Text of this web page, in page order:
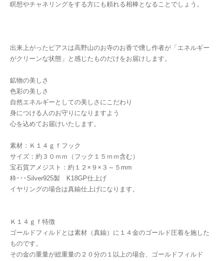
瞑想やチャネリングをする方にも頼れる相棒となることでしょう。
出来上がったピアスは高野山のお寺のお香で燻し作者が「エネルギー
がクリーンな状態」と感じたものだけをお届けします。
鉱物の美しさ
色彩の美しさ
自然エネルギーとしての美しさにこだわり
身につける人のお守りになりますよう
心を込めてお届けいたします。
素材：Ｋ１４ｇｆフック
サイズ：約３０ｍｍ（フック１５ｍｍ含む）
宝石質アメジスト：約１２×９×３～５mm
枠･･･Silver925製 K18GP仕上げ
イヤリングの場合は真鍮仕上げになります。
Ｋ１４ｇｆ特徴
ゴールドフィルドとは素材（真鍮）に１４金のゴールド圧着を施した
ものです。
その金の重量が総重量の２０分の１以上の場合、ゴールドフィルド